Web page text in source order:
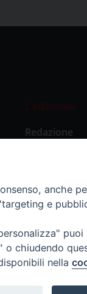
L’editoriale
Redazione
anche
e
chiudendo
nella